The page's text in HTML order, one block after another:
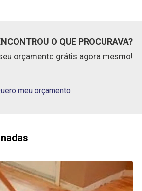
O QUE PROCURAVA?
orçamento grátis agora mesmo!
meu orçamento